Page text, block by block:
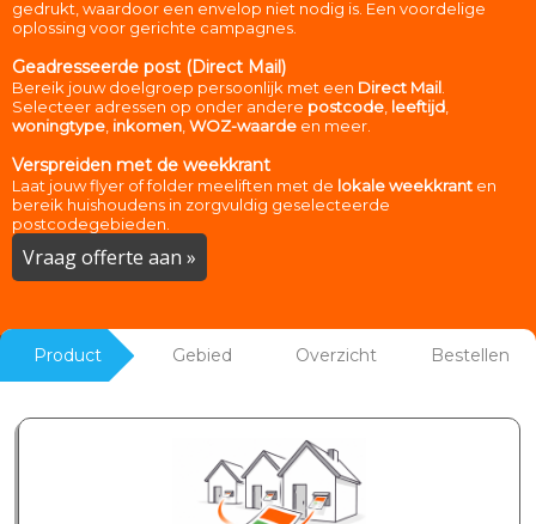
gedrukt, waardoor een envelop niet nodig is. Een voordelige
oplossing voor gerichte campagnes.
Geadresseerde post (Direct Mail)
Bereik jouw doelgroep persoonlijk met een Direct Mail
Selecteer adressen op onder andere postcode leeftijd
woningtype inkomen WOZ-waarde en meer.
Verspreiden met de weekkrant
Laat jouw flyer of folder meeliften met de lokale weekkrant en
bereik huishoudens in zorgvuldig geselecteerde
postcodegebieden.
Vraag offerte aan »
Product Gebied Overzicht Bestellen